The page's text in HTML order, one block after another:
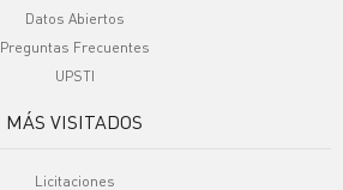
Datos Abiertos
Preguntas Frecuentes
UPSTI
MÁS VISITADOS
Licitaciones